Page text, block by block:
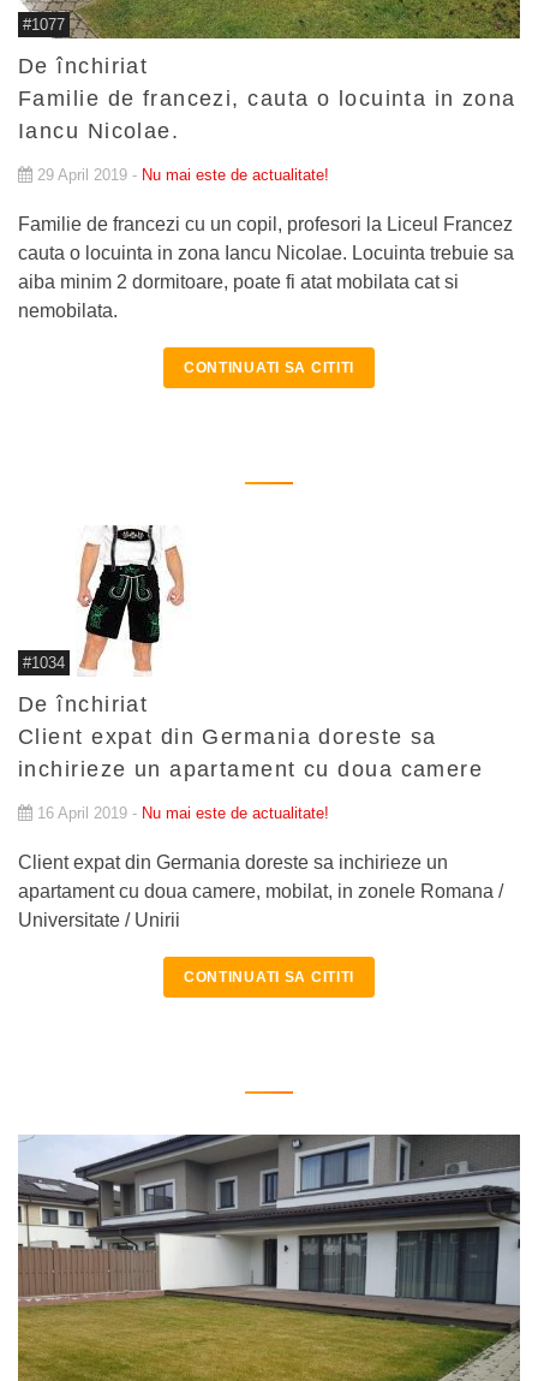
#1077
De închiriat
Familie de francezi, cauta o locuinta in zona
Iancu Nicolae.
29 April 2019 - Nu mai este de actualitate!
Familie de francezi cu un copil, profesori la Liceul Francez
cauta o locuinta in zona Iancu Nicolae. Locuinta trebuie sa
aiba minim 2 dormitoare, poate fi atat mobilata cat si
nemobilata.
CONTINUATI SA CITITI
#1034
De închiriat
Client expat din Germania doreste sa
inchirieze un apartament cu doua camere
16 April 2019 - Nu mai este de actualitate!
Client expat din Germania doreste sa inchirieze un
apartament cu doua camere, mobilat, in zonele Romana /
Universitate / Unirii
CONTINUATI SA CITITI